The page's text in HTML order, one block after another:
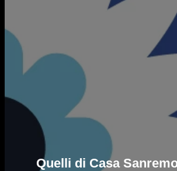
Quelli di Casa Sanremo 2021
Quelli di Casa Sanremo
Ospiti della puntata Colapesce e Dimartino,
Grimaudo, Teatro Stabile del Friuli Venezia
Rodrigo D'Erasmo, Max Angioni, Lo Stato